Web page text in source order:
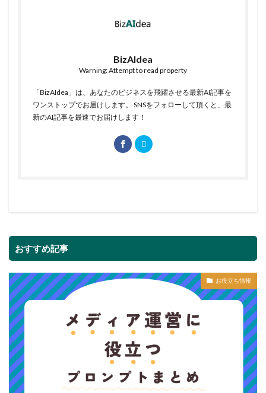
BizAIdea
Warning: Attempt to read property
「BizAIdea」は、あなたのビジネスを飛躍させる最新AI記事を
ワンストップでお届けします。 SNSをフォローして頂くと、最
新のAI記事を最速でお届けします！
おすすめ記事
お役立ち情報